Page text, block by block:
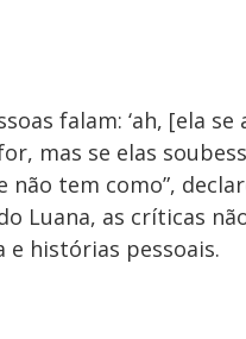
falam: ‘ah, [ela
mas se elas
não tem como”,
Luana, as críticas
e histórias pessoais.